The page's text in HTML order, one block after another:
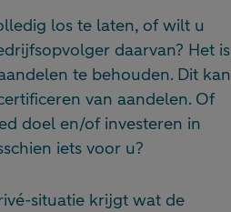
los te laten, of wilt u
daarvan? Het is
te behouden. Dit kan
van aandelen. Of
doel en/of investeren in
iets voor u?
situatie krijgt wat de